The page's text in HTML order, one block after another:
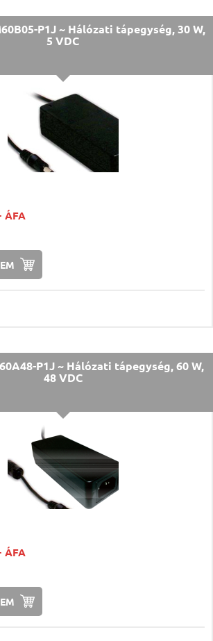
P1J ~ Hálózati tápegység, 30 W,
5 VDC
ÁFA
P1J ~ Hálózati tápegység, 60 W,
48 VDC
ÁFA